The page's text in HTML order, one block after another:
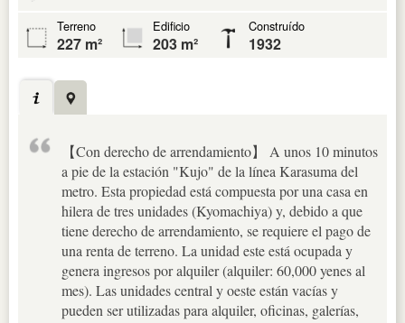
Terreno
227 m²
Edificio
203 m²
Construído
1932
【Con derecho de arrendamiento】 A unos 10 minutos
a pie de la estación "Kujo" de la línea Karasuma del
metro. Esta propiedad está compuesta por una casa en
hilera de tres unidades (Kyomachiya) y, debido a que
tiene derecho de arrendamiento, se requiere el pago de
una renta de terreno. La unidad este está ocupada y
genera ingresos por alquiler (alquiler: 60,000 yenes al
mes). Las unidades central y oeste están vacías y
pueden ser utilizadas para alquiler, oficinas, galerías,